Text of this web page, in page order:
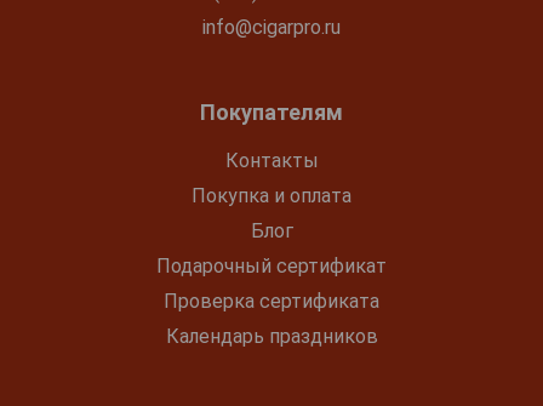
info@cigarpro.ru
Покупателям
Контакты
Покупка и оплата
Блог
Подарочный сертификат
Проверка сертификата
Календарь праздников